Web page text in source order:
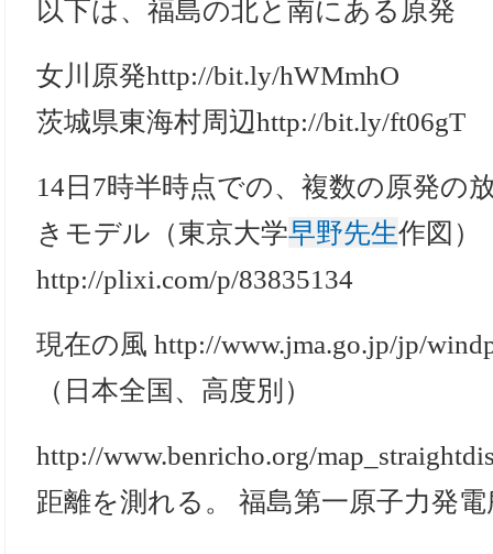
以下は、福島の北と南にある原発
女川原発http://bit.ly/hWMmhO
茨城県東海村周辺http://bit.ly/ft06gT
14日7時半時点での、複数の原発の
きモデル（東京大学早野先生作図）
http://plixi.com/p/83835134
現在の風 http://www.jma.go.jp/jp/
（日本全国、高度別）
http://www.benricho.org/
距離を測れる。 福島第一原子力発